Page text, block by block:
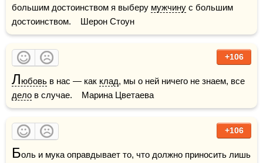
большим достоинством я выберу мужчину с большим
достоинством.    Шерон Стоун
+106
Любовь в нас — как клад
дело в случае.    Марина Цветаева
+106
Б